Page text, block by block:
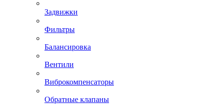
Задвижки
Фильтры
Балансировка
Вентили
Виброкомпенсаторы
Обратные клапаны